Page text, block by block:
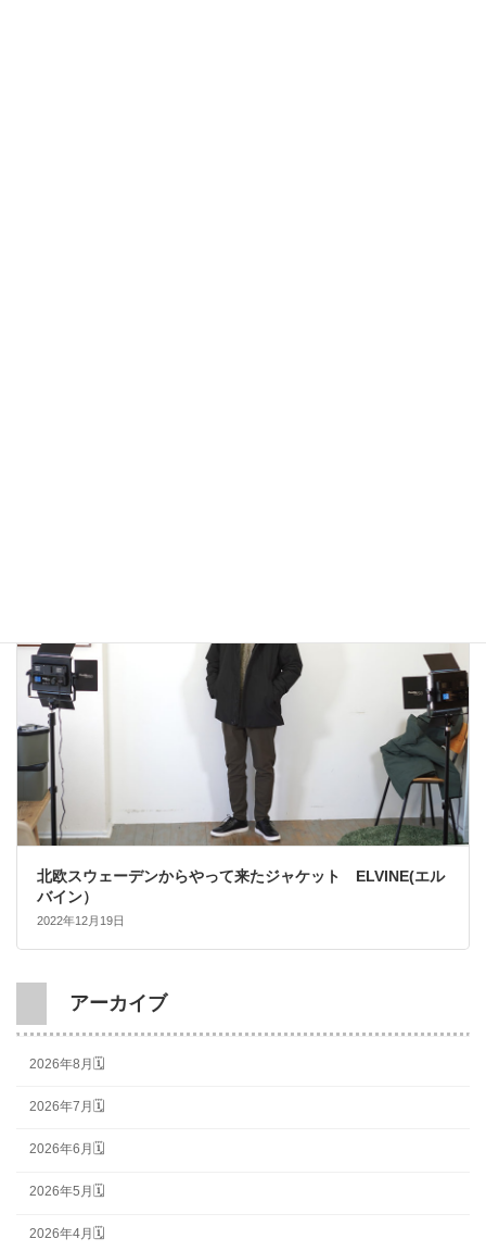
北欧スウェーデンからやって来たジャケット ELVINE(エル
バイン）
2022年12月19日
アーカイブ
2026年8月🗓
2026年7月🗓
2026年6月🗓
2026年5月🗓
2026年4月🗓